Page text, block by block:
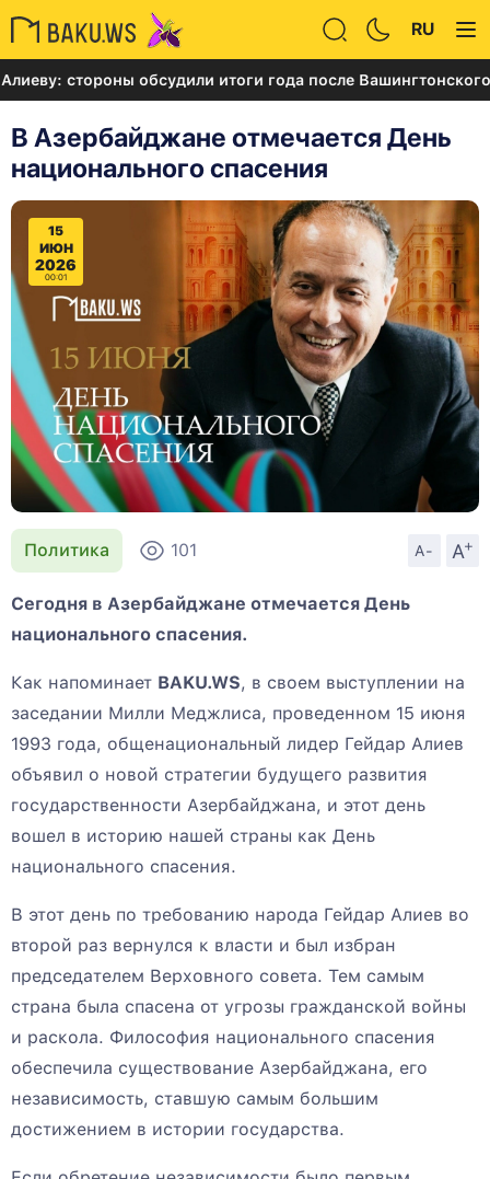
RU
обсудили итоги года после Вашингтонского
В Азербайджане отмечается День
национального спасения
15
ИЮН
2026
00:01
Политика 101 A- A
+
Сегодня в Азербайджане отмечается День
национального спасения.
Как напоминает BAKU.WS, в своем выступлении на
заседании Милли Меджлиса, проведенном 15 июня
1993 года, общенациональный лидер Гейдар Алиев
объявил о новой стратегии будущего развития
государственности Азербайджана, и этот день
вошел в историю нашей страны как День
национального спасения.
В этот день по требованию народа Гейдар Алиев во
второй раз вернулся к власти и был избран
председателем Верховного совета. Тем самым
страна была спасена от угрозы гражданской войны
и раскола. Философия национального спасения
обеспечила существование Азербайджана, его
независимость, ставшую самым большим
достижением в истории государства.